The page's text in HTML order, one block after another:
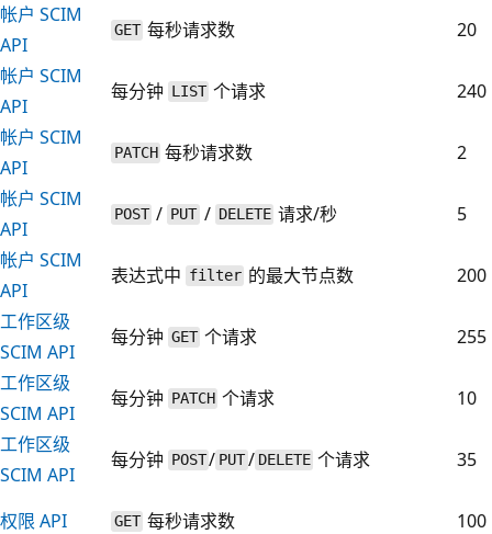
帐户 SCIM
API
GET 每秒请求数
20
帐户 SCIM
API
每分钟 LIST 个请求
240
帐户 SCIM
API
PATCH 每秒请求数
2
帐户 SCIM
API
POST / PUT/ DELETE 请求/秒
5
帐户 SCIM
API
表达式中 filter 的最大节点数
200
工作区级
SCIM API
每分钟 GET 个请求
255
工作区级
SCIM API
每分钟 PATCH 个请求
10
工作区级
SCIM API
每分钟 POST/ PUT/ DELETE 个请求 35
权限 API GET 每秒请求数 100